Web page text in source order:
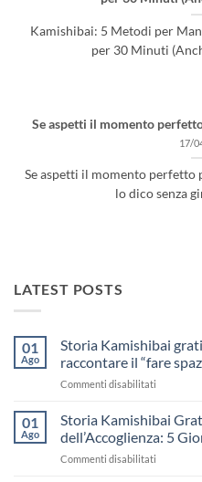
Kamishibai: 5 Metodi per
per 30 Minuti
Se aspetti il momento
17/
Se aspetti il momento perfetto
lo dico senza
LATEST POSTS
01
Ago
Storia Kamishibai
raccontare il “fare
Commenti disabilitati
01
Ago
Storia Kamishibai
dell’Accoglienza: 5
Commenti disabilitati